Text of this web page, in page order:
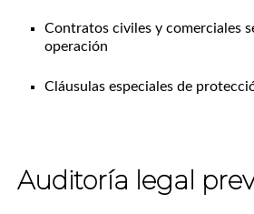
Contratos civiles y comerciales
operación
Cláusulas especiales de
Auditoría legal